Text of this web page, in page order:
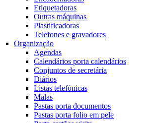
Etiquetadoras
Outras máquinas
Plastificadoras
Telefones e gravadores
Organização
Agendas
Calendários porta calendários
Conjuntos de secretária
Diários
Listas telefónicas
Malas
Pastas porta documentos
Pastas porta folio em pele